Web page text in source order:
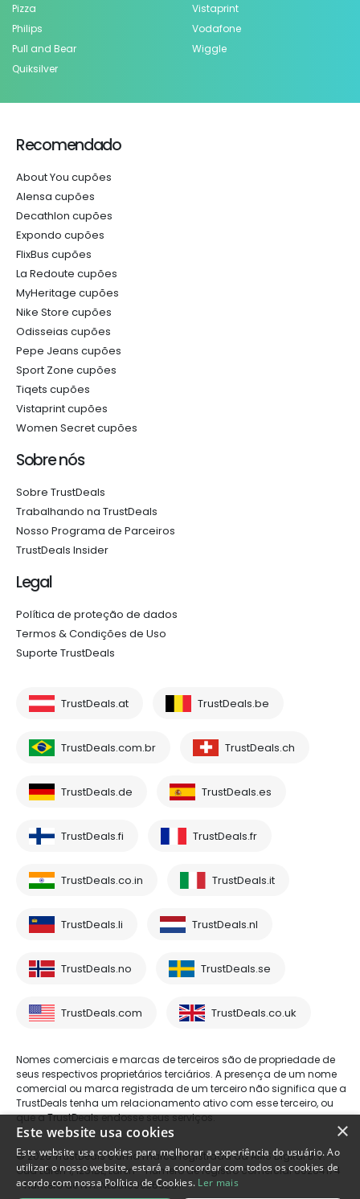
Pizza
Philips
Pull and Bear
Quiksilver
Vistaprint
Vodafone
Wiggle
Recomendado
About You cupões
Alensa cupões
Decathlon cupões
Expondo cupões
FlixBus cupões
La Redoute cupões
MyHeritage cupões
Nike Store cupões
Odisseias cupões
Pepe Jeans cupões
Sport Zone cupões
Tiqets cupões
Vistaprint cupões
Women Secret cupões
Sobre nós
Sobre TrustDeals
Trabalhando na TrustDeals
Nosso Programa de Parceiros
TrustDeals Insider
Legal
Política de proteção de dados
Termos & Condições de Uso
Suporte TrustDeals
TrustDeals.at TrustDeals.be
TrustDeals.com.br TrustDeals.ch
TrustDeals.de TrustDeals.es
TrustDeals.fi TrustDeals.fr
TrustDeals.co.in TrustDeals.it
TrustDeals.li TrustDeals.nl
TrustDeals.no TrustDeals.se
TrustDeals.com TrustDeals.co.uk
Nomes comerciais e marcas de terceiros são de propriedade de
seus respectivos proprietários terciários. A presença de um nome
comercial ou marca registrada de um terceiro não significa que a
TrustDeals tenha um relacionamento ativo com esse terceiro, ou
que a TrustDeals endosse seus serviços.
© 2026 TrustDeals é uma marca registrada da AMS Digital B.V. -
Oud Laren 1, 1251BL, Laren - número de registro comercial 80264174
- número de IVA: NL861609360B01
×
Este website usa cookies
Este website usa cookies para melhorar a experiência do usuário. Ao
utilizar o nosso website, estará a concordar com todos os cookies de
acordo com nossa Política de Cookies. Ler mais